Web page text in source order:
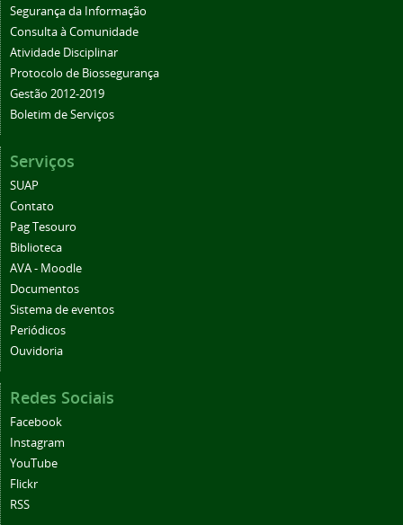
Segurança da Informação
Consulta à Comunidade
Atividade Disciplinar
Protocolo de Biossegurança
Gestão 2012-2019
Boletim de Serviços
Serviços
SUAP
Contato
Pag Tesouro
Biblioteca
AVA - Moodle
Documentos
Sistema de eventos
Periódicos
Ouvidoria
Redes Sociais
Facebook
Instagram
YouTube
Flickr
RSS